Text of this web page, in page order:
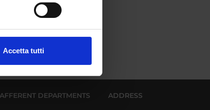
Accetta tutti
AFFERENT DEPARTMENTS ADDRESS